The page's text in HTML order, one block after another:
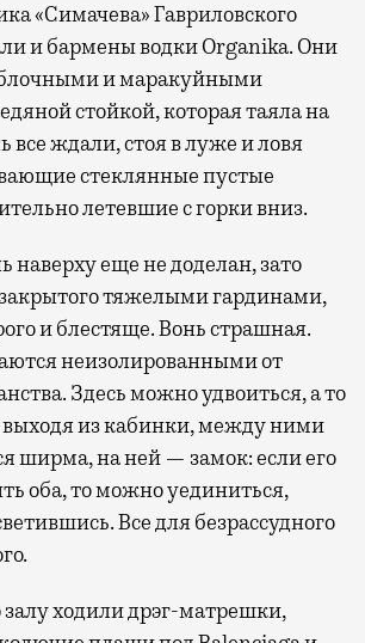
«Симачева» Гавриловского
и бармены водки Organika. Они
и маракуйными
стойкой, которая таяла на
все ждали, стоя в луже и ловя
стеклянные пустые
летевшие с горки вниз.
наверху еще не доделан, зато
тяжелыми гардинами,
и блестяще. Вонь страшная.
неизолированными от
Здесь можно удвоиться, а то
выходя из кабинки, между ними
ширма, на ней — замок: если его
оба, то можно уединиться,
Все для безрассудного
ходили дрэг-матрешки,